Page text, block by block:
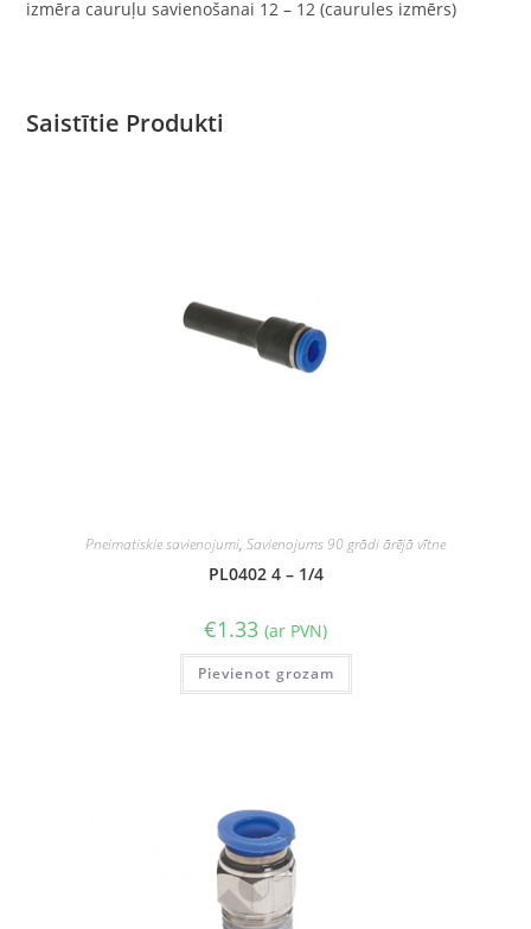
izmēra cauruļu savienošanai 12 – 12 (caurules izmērs)
Saistītie Produkti
Pneimatiskie savienojumi, Savienojums 90 grādi ārējā vītne
PL0402 4 – 1/4
€1.33 (ar PVN)
Pievienot grozam